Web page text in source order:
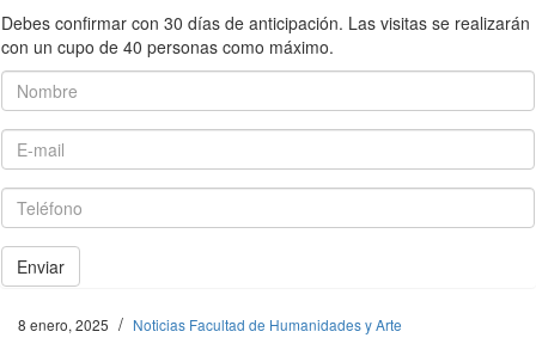
Debes confirmar con 30 días de anticipación. Las visitas se realizarán
con un cupo de 40 personas como máximo.
Nombre
E-mail
Teléfono
Enviar
8 enero, 2025 / Noticias Facultad de Humanidades y Arte